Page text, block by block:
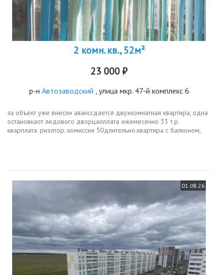
2 комн. кв., 52м²
23 000 ₽
р-н Автозаводский , улица мкр. 47-й комплекс 6
за объект уже внесли аванссдается двухкомнатная квартира, одна
остановкаот ледового дворцаоплата ежемесячно 33 т.р.
кварплата. риэлтор. комиссия 50длительно.квартира с балконом,
01.08.26